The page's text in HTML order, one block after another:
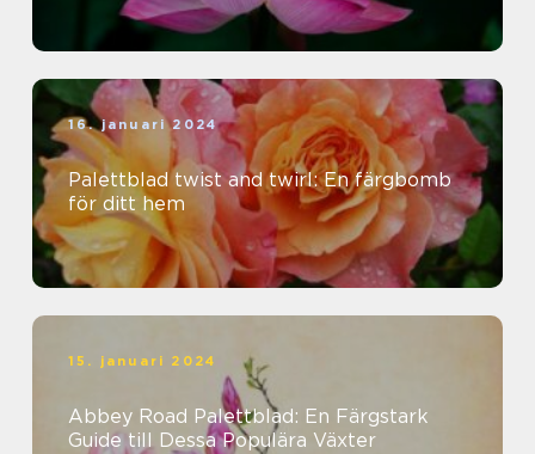
16. januari 2024
Palettblad twist and twirl: En färgbomb
för ditt hem
15. januari 2024
Abbey Road Palettblad: En Färgstark
Guide till Dessa Populära Växter